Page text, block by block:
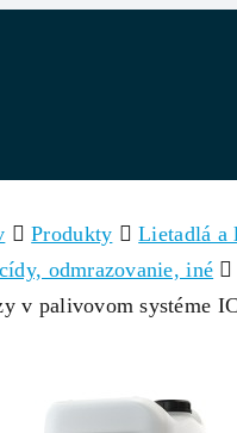
Produkty
Lietadlá a
odmrazovanie, iné
v palivovom systéme